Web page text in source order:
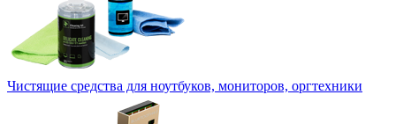
Чистящие средства для ноутбуков, мониторов, оргтехники